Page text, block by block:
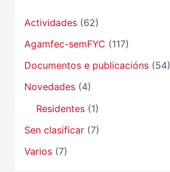
Actividades(62)
Agamfec-semFYC (117)
Documentos e publicacións(54)
Novedades(4)
Residentes(1)
Sen clasificar(7)
Varios(7)